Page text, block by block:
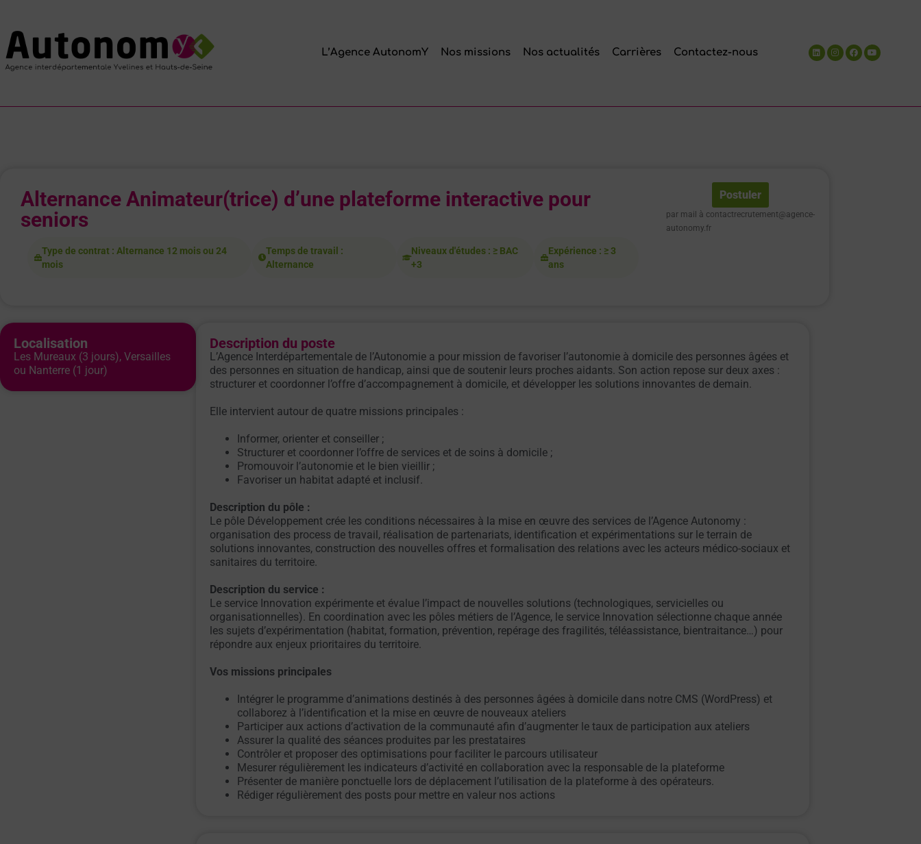
L’Agence AutonomY Nos missions Nos actualités Carrières Contactez-nous
Alternance Animateur(trice) d’une plateforme interactive pour
seniors
Type de contrat : Alternance 12 mois ou 24
mois
Temps de travail :
Alternance
Niveaux d'études : ≥ BAC
+3
Expérience : ≥ 3
ans
Postuler
par mail à contactrecrutement@agence-
autonomy.fr
Localisation
Les Mureaux (3 jours), Versailles
ou Nanterre (1 jour)
Description du poste
L’Agence Interdépartementale de l’Autonomie a pour mission de favoriser l’autonomie à domicile des personnes âgées et
des personnes en situation de handicap, ainsi que de soutenir leurs proches aidants. Son action repose sur deux axes :
structurer et coordonner l’offre d’accompagnement à domicile, et développer les solutions innovantes de demain.
Elle intervient autour de quatre missions principales :
Informer, orienter et conseiller ;
Structurer et coordonner l’offre de services et de soins à domicile ;
Promouvoir l’autonomie et le bien vieillir ;
Favoriser un habitat adapté et inclusif.
Description du pôle :
Le pôle Développement crée les conditions nécessaires à la mise en œuvre des services de l’Agence Autonomy :
organisation des process de travail, réalisation de partenariats, identification et expérimentations sur le terrain de
solutions innovantes, construction des nouvelles offres et formalisation des relations avec les acteurs médico-sociaux et
sanitaires du territoire.
Description du service :
Le service Innovation expérimente et évalue l’impact de nouvelles solutions (technologiques, servicielles ou
organisationnelles). En coordination avec les pôles métiers de l’Agence, le service Innovation sélectionne chaque année
les sujets d’expérimentation (habitat, formation, prévention, repérage des fragilités, téléassistance, bientraitance…) pour
répondre aux enjeux prioritaires du territoire.
Vos missions principales
Intégrer le programme d’animations destinés à des personnes âgées à domicile dans notre CMS (WordPress) et
collaborez à l’identification et la mise en œuvre de nouveaux ateliers
Participer aux actions d’activation de la communauté afin d’augmenter le taux de participation aux ateliers
Assurer la qualité des séances produites par les prestataires
Contrôler et proposer des optimisations pour faciliter le parcours utilisateur
Mesurer régulièrement les indicateurs d’activité en collaboration avec la responsable de la plateforme
Présenter de manière ponctuelle lors de déplacement l’utilisation de la plateforme à des opérateurs.
Rédiger régulièrement des posts pour mettre en valeur nos actions